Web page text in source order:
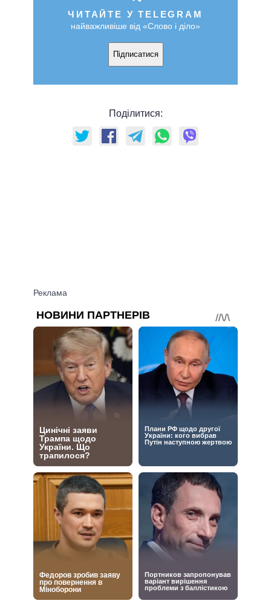
ЧИТАЙТЕ У TELEGRAM
найважливіше від «Слово і діло»
Підписатися
Поділитися: